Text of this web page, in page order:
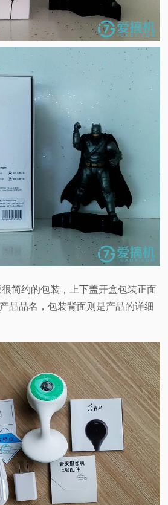
简约的包装，上下盖开盒包装正面
品品名，包装背面则是产品的详细